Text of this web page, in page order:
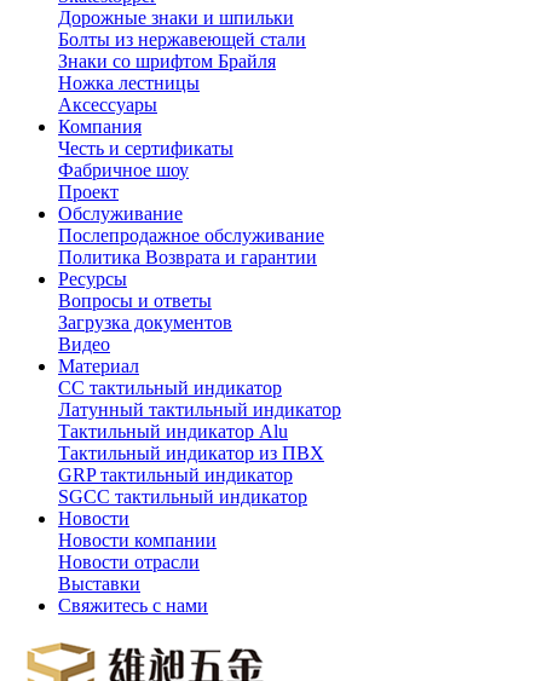
Дорожные знаки и шпильки
Болты из нержавеющей стали
Знаки со шрифтом Брайля
Ножка лестницы
Аксессуары
Компания
Честь и сертификаты
Фабричное шоу
Проект
Обслуживание
Послепродажное обслуживание
Политика Возврата и гарантии
Ресурсы
Вопросы и ответы
Загрузка документов
Видео
Материал
СС тактильный индикатор
Латунный тактильный индикатор
Тактильный индикатор Alu
Тактильный индикатор из ПВХ
GRP тактильный индикатор
SGCC тактильный индикатор
Новости
Новости компании
Новости отрасли
Выставки
Свяжитесь с нами